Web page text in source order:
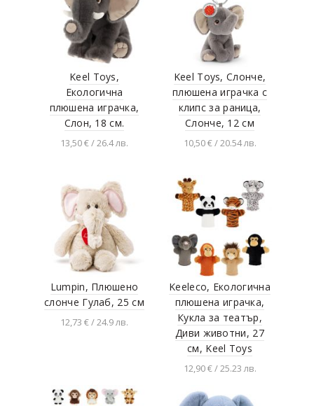
Keel Toys,
Екологична
плюшена играчка,
Слон, 18 см.
13,50 € / 26.4 лв.
Keel Toys, Слонче,
плюшена играчка с
клипс за раница,
Слонче, 12 см
10,50 € / 20.54 лв.
Lumpin, Плюшено
слонче Гулаб, 25 см
12,73 € / 24.9 лв.
Keeleco, Екологична
плюшена играчка,
Кукла за театър,
Диви животни, 27
см, Keel Toys
12,90 € / 25.23 лв.
Разгледай продукта